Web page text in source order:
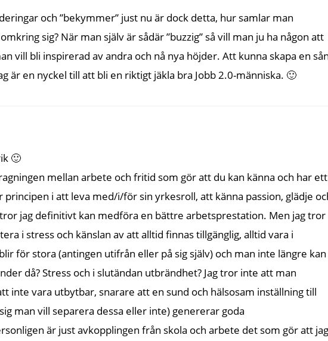
och ”bekymmer” just nu är dock detta, hur samlar man
sig? När man själv är sådär ”buzzig” så vill man ju ha någon att
vill bli inspirerad av andra och nå nya höjder. Att kunna skapa en
är en nyckel till att bli en riktigt jäkla bra Jobb 2.0-människa. 🙂
🙂
mellan arbete och fritid som gör att du kan känna och har ett
principen i att leva med/i/för sin yrkesroll, att känna passion, glädje
jag definitivt kan medföra en bättre arbetsprestation. Men jag tror
i stress och känslan av att alltid finnas tillgänglig, alltid vara i
för stora (antingen utifrån eller på sig själv) och man inte längre kan
då? Stress och i slutändan utbrändhet? Jag tror inte att man
inte vara utbytbar, snarare att en sund och hälsosam inställning till
man vill separera dessa eller inte) genererar goda
är just avkopplingen från skola och arbete det som gör att jag